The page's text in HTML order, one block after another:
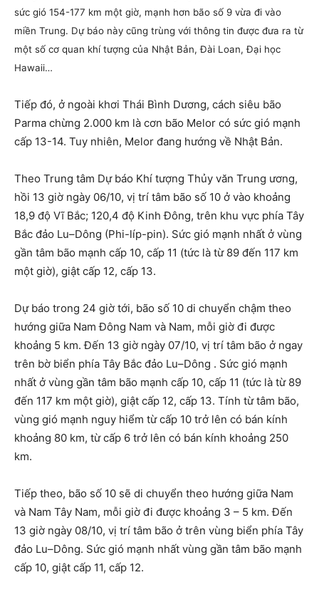
sức gió 154-177 km một giờ, mạnh hơn bão số 9 vừa đi vào
miền Trung. Dự báo này cũng trùng với thông tin được đưa ra từ
một số cơ quan khí tượng của Nhật Bản, Đài Loan, Đại học
Hawaii…
Tiếp đó, ở ngoài khơi Thái Bình Dương, cách siêu bão
Parma chừng 2.000 km là cơn bão Melor có sức gió mạnh
cấp 13-14. Tuy nhiên, Melor đang hướng về Nhật Bản.
Theo Trung tâm Dự báo Khí tượng Thủy văn Trung ương,
hồi 13 giờ ngày 06/10, vị trí tâm bão số 10 ở vào khoảng
18,9 độ Vĩ Bắc; 120,4 độ Kinh Đông, trên khu vực phía Tây
Bắc đảo Lu–Dông (Phi-líp-pin). Sức gió mạnh nhất ở vùng
gần tâm bão mạnh cấp 10, cấp 11 (tức là từ 89 đến 117 km
một giờ), giật cấp 12, cấp 13.
Dự báo trong 24 giờ tới, bão số 10 di chuyển chậm theo
hướng giữa Nam Đông Nam và Nam, mỗi giờ đi được
khoảng 5 km. Đến 13 giờ ngày 07/10, vị trí tâm bão ở ngay
trên bờ biển phía Tây Bắc đảo Lu–Dông . Sức gió mạnh
nhất ở vùng gần tâm bão mạnh cấp 10, cấp 11 (tức là từ 89
đến 117 km một giờ), giật cấp 12, cấp 13. Tính từ tâm bão,
vùng gió mạnh nguy hiểm từ cấp 10 trở lên có bán kính
khoảng 80 km, từ cấp 6 trở lên có bán kính khoảng 250
km.
Tiếp theo, bão số 10 sẽ di chuyển theo hướng giữa Nam
và Nam Tây Nam, mỗi giờ đi được khoảng 3 – 5 km. Đến
13 giờ ngày 08/10, vị trí tâm bão ở trên vùng biển phía Tây
đảo Lu–Dông. Sức gió mạnh nhất vùng gần tâm bão mạnh
cấp 10, giật cấp 11, cấp 12.